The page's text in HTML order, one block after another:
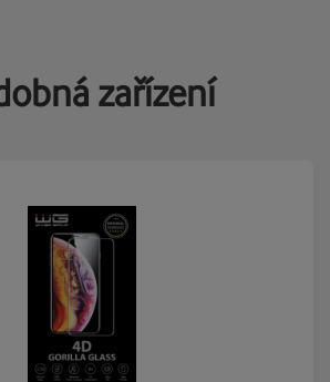
zařízení